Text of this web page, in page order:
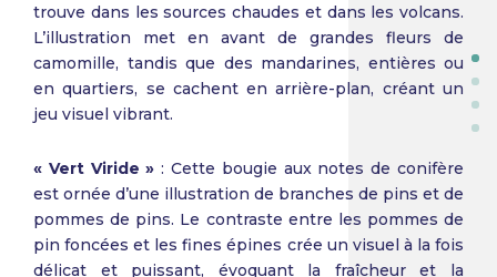
trouve dans les sources chaudes et dans les volcans.
L’illustration met en avant de grandes fleurs de
camomille, tandis que des mandarines, entières ou
en quartiers, se cachent en arrière-plan, créant un
jeu visuel vibrant.
« Vert Viride »: Cette bougie aux notes de conifère
est ornée d’une illustration de branches de pins et de
pommes de pins. Le contraste entre les pommes de
pin foncées et les fines épines crée un visuel à la fois
délicat et puissant, évoquant la fraîcheur et la